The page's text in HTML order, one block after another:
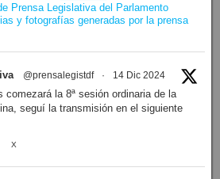
Prensa Legislativa del Parlamento
y fotografías generadas por la prensa
@prensalegistdf · 14 Dic 2024
comezará la 8ª sesión ordinaria de la
seguí la transmisión en el siguiente
X